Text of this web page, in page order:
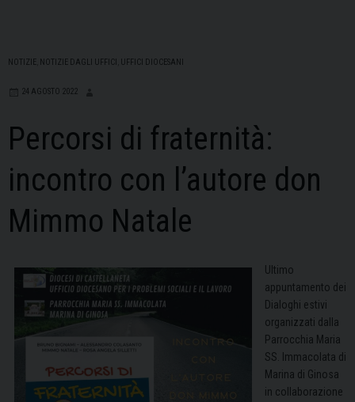
NOTIZIE NOTIZIE DAGLI UFFICI UFFICI DIOCESANI
24 AGOSTO 2022
Percorsi di fraternità:
incontro con l’autore don
Mimmo Natale
Ultimo
appuntamento dei
Dialoghi estivi
organizzati dalla
Parrocchia Maria
SS. Immacolata di
Marina di Ginosa
in collaborazione